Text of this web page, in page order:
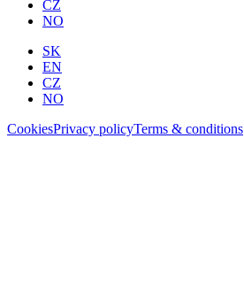
CZ
NO
SK
EN
CZ
NO
CookiesPrivacy policyTerms & conditions